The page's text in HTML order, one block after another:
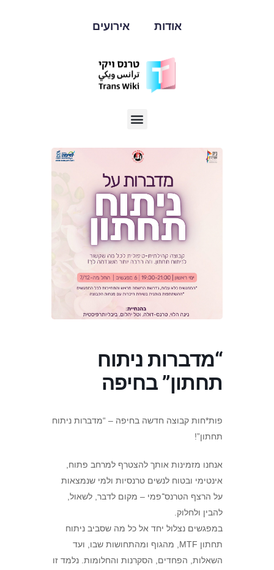
אודות אירועים
“מדברות ניתוח
תחתון” בחיפה
פות*חות קבוצה חדשה בחיפה – “מדברות ניתוח
תחתון”!
אנחנו מזמינות אותך להצטרף למרחב פתוח,
אינטימי ובטוח לנשים טרנסיות ולמי שנמצאות
על הרצף הטרנס־פמי – מקום לדבר, לשאול,
להבין ולחלוק.
במפגשים נצלול יחד אל כל מה שסביב ניתוח
תחתון MTF, מהגוף ומהתחושות שבו, ועד
השאלות, הפחדים, הסקרנות והחלומות. נלמד זו